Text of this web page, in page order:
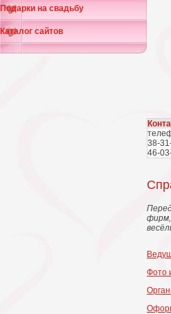
Подарки на свадьбу
Каталог сайтов
38-
46-
фирм,
Фото